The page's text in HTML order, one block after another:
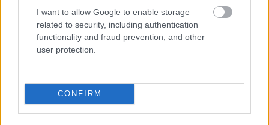
I want to allow Google to enable storage
related to security, including authentication
functionality and fraud prevention, and other
user protection.
CONFIRM